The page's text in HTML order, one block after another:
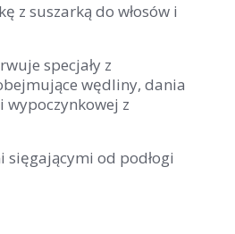
z suszarką do włosów i
specjały z
wędliny, dania
wypoczynkowej z
sięgającymi od podłogi